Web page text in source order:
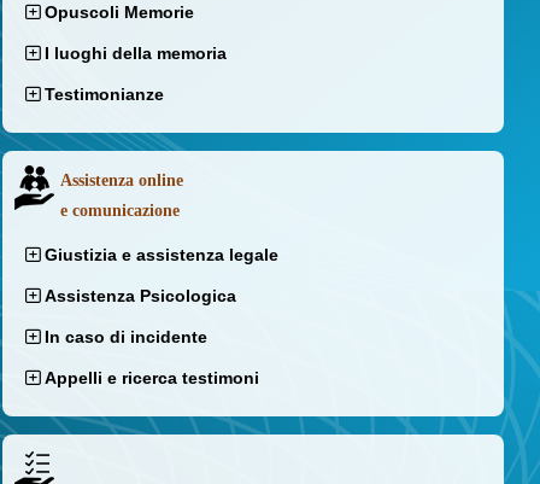
Opuscoli Memorie
I luoghi della memoria
Testimonianze
Assistenza online
e comunicazione
Giustizia e assistenza legale
Assistenza Psicologica
In caso di incidente
Appelli e ricerca testimoni